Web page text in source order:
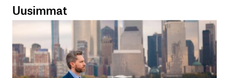
Uusimmat